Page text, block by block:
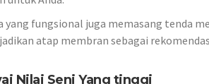
yang fungsional juga memasang tenda
atap membran sebagai
Nilai Seni Yang tinggi